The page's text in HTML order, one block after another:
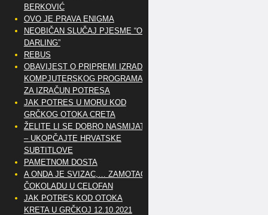
BERKOVIĆ
OVO JE PRAVA ENIGMA
NEOBIČAN SLUČAJ PJESME “OH
DARLING”
REBUS
OBAVIJEST O PRIPREMI IZRADE
KOMPJUTERSKOG PROGRAMA
ZA IZRAČUN POTRESA
JAK POTRES U MORU KOD
GRČKOG OTOKA CRETA
ŽELITE LI SE DOBRO NASMIJATI
– UKOPČAJTE HRVATSKE
SUBTITLOVE
PAMETNOM DOSTA
A ONDA JE SVIZAC,… ZAMOTAO
ČOKOLADU U CELOFAN
JAK POTRES KOD OTOKA
KRETA U GRČKOJ 12.10.2021